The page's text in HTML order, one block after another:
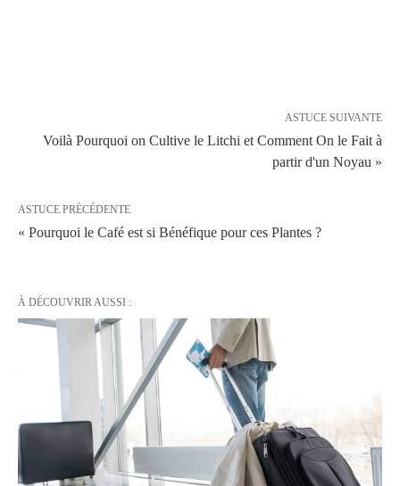
ASTUCE SUIVANTE
Voilà Pourquoi on Cultive le Litchi et Comment On le Fait à
partir d'un Noyau »
ASTUCE PRÉCÉDENTE
« Pourquoi le Café est si Bénéfique pour ces Plantes ?
À DÉCOUVRIR AUSSI :